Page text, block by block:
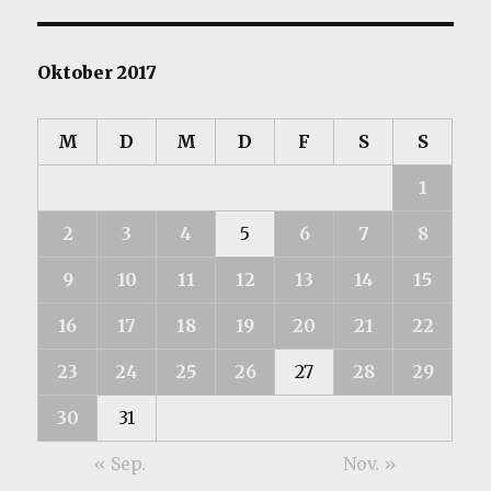
Oktober 2017
M D M D F S S
1
2 3 4 5 6 7 8
9 10 11 12 13 14 15
16 17 18 19 20 21 22
23 24 25 26 27 28 29
30 31
« Sep. Nov. »